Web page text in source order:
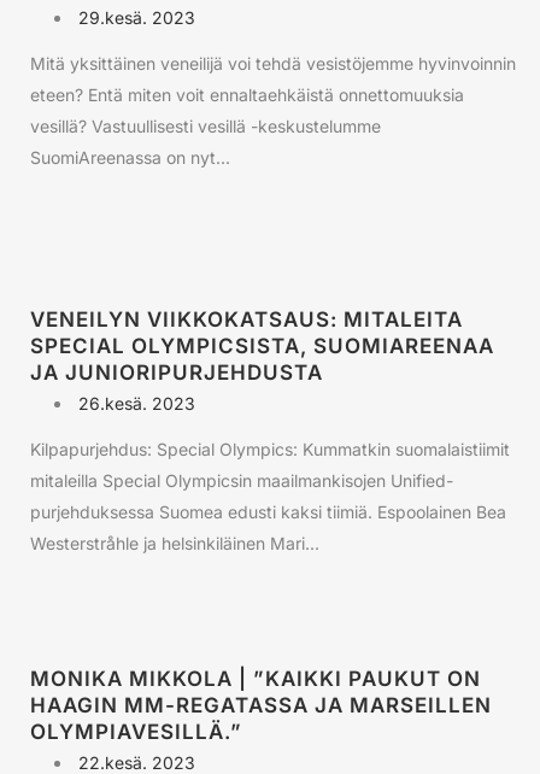
29.kesä. 2023
Mitä yksittäinen veneilijä voi tehdä vesistöjemme hyvinvoinnin
eteen? Entä miten voit ennaltaehkäistä onnettomuuksia
vesillä? Vastuullisesti vesillä -keskustelumme
SuomiAreenassa on nyt...
VENEILYN VIIKKOKATSAUS: MITALEITA
SPECIAL OLYMPICSISTA, SUOMIAREENAA
JA JUNIORIPURJEHDUSTA
26.kesä. 2023
Kilpapurjehdus: Special Olympics: Kummatkin suomalaistiimit
mitaleilla Special Olympicsin maailmankisojen Unified-
purjehduksessa Suomea edusti kaksi tiimiä. Espoolainen Bea
Westerstråhle ja helsinkiläinen Mari...
MONIKA MIKKOLA | ”KAIKKI PAUKUT ON
HAAGIN MM-REGATASSA JA MARSEILLEN
OLYMPIAVESILLÄ.”
22.kesä. 2023